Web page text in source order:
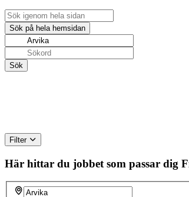
Filter
Här hittar du jobbet som passar dig